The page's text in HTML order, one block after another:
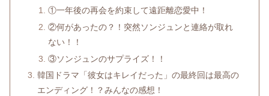
①一年後の再会を約束して遠距離恋愛中！
②何があったの？！突然ソンジュンと連絡が取れ
ない！！
③ソンジュンのサプライズ！！
韓国ドラマ「彼女はキレイだった」の最終回は最高の
エンディング！？みんなの感想！